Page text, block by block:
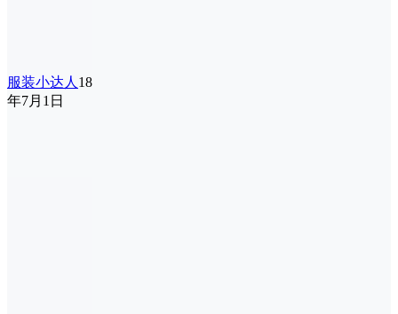
服装小达人 18
年7月1日